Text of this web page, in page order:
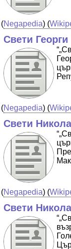
(Negapedia) (
Свети
(Negapedia) (
Свети
(Negapedia) (
Свети